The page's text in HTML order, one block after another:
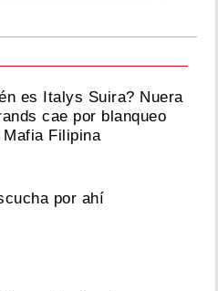
es Italys Suira? Nuera
cae por blanqueo
Mafia Filipina
por ahí